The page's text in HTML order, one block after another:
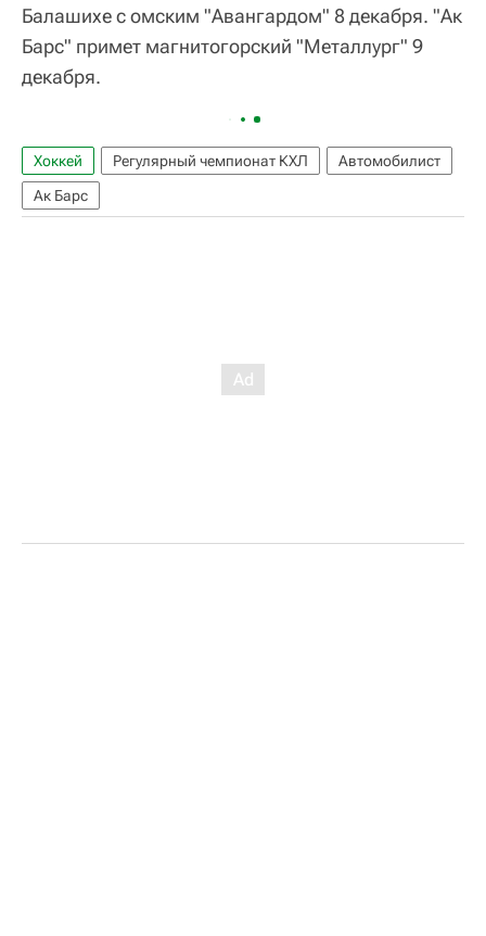
Балашихе с омским "Авангардом" 8 декабря. "Ак
Барс" примет магнитогорский "Металлург" 9
декабря.
Хоккей Регулярный чемпионат КХЛ
Автомобилист
Ак Барс